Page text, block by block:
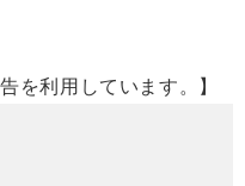
を利用しています。】